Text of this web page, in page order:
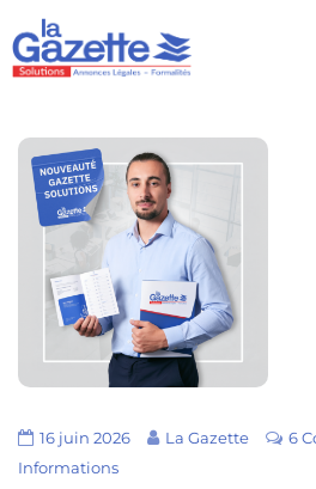
16 juin 2026 La Gazette
6
Informations